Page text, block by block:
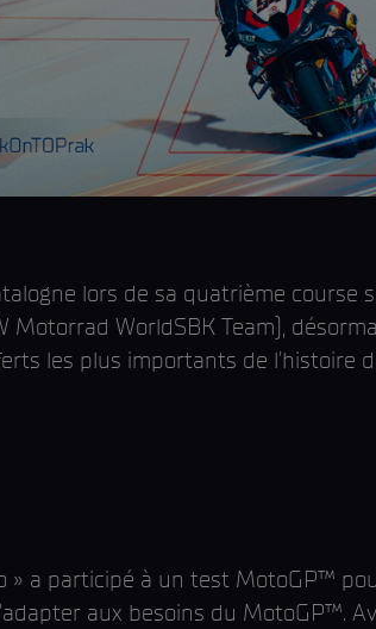
lors de sa quatrième course
Motorrad WorldSBK Team),
les plus importants de l'histoire
» a participé à un test MotoGP™
aux besoins du MotoGP™.